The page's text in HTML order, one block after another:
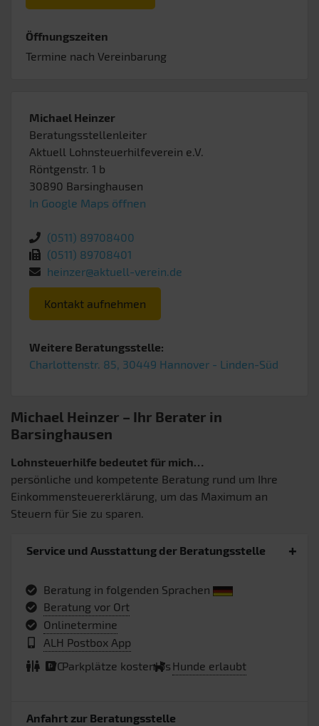
Öffnungszeiten
Termine nach Vereinbarung
Michael Heinzer
Beratungsstellenleiter
Aktuell Lohnsteuerhilfeverein e.V.
Röntgenstr. 1 b
30890 Barsinghausen
In Google Maps öffnen
(0511) 89708400
(0511) 89708401
heinzer@aktuell-verein.de
Kontakt aufnehmen
Weitere Beratungsstelle:
Charlottenstr. 85, 30449 Hannover - Linden-Süd
Michael Heinzer – Ihr Berater in
Barsinghausen
Lohnsteuerhilfe bedeutet für mich…
persönliche und kompetente Beratung rund um Ihre
Einkommensteuererklärung, um das Maximum an
Steuern für Sie zu sparen.
Service und Ausstattung der Beratungsstelle
Beratung in folgenden Sprachen
Beratung vor Ort
Onlinetermine
ALH Postbox App
WCParkplätze kostenlos Hunde erlaubt
Anfahrt zur Beratungsstelle